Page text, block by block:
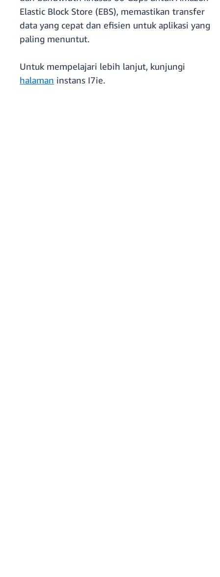
Elastic Block Store (EBS), memastikan transfer
data yang cepat dan efisien untuk aplikasi yang
paling menuntut.
Untuk mempelajari lebih lanjut, kunjungi
halaman instans I7ie.